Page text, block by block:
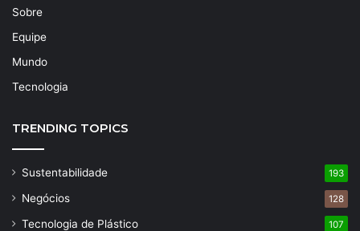
Sobre
Equipe
Mundo
Tecnologia
TRENDING TOPICS
Sustentabilidade 193
Negócios 128
Tecnologia de Plástico 107